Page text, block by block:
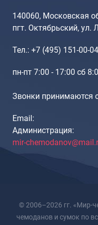
140060, Московская
пгт. Октябрьский, ул.
Тел.: +7 (495) 151-00-04
пн-пт 7:00 - 17:00 сб
Звонки принимаются
Email:
Администрация:
mir-
© 2006–2026 гг. «Мир-
чемоданов и сумок по